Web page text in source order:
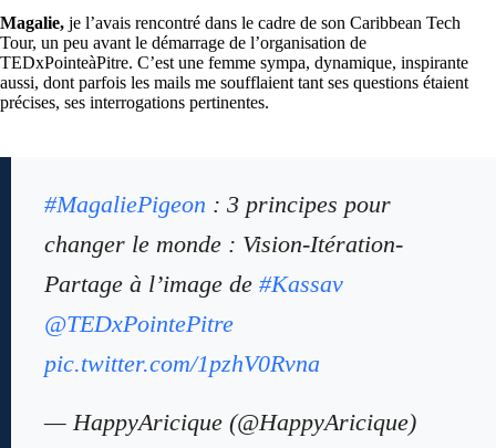
Magalie, je l’avais rencontré dans le cadre de son Caribbean Tech
Tour, un peu avant le démarrage de l’organisation de
TEDxPointeàPitre. C’est une femme sympa, dynamique, inspirante
aussi, dont parfois les mails me soufflaient tant ses questions étaient
précises, ses interrogations pertinentes.
#MagaliePigeon : 3 principes pour
changer le monde : Vision-Itération-
Partage à l’image de #Kassav
@TEDxPointePitre
pic.twitter.com/1pzhV0Rvna
— HappyAricique (@HappyAricique)